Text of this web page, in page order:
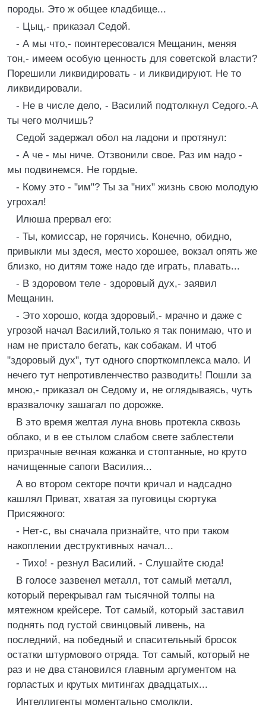
породы. Это ж общее кладбище...
- Цыц,- приказал Седой.
- А мы что,- поинтересовался Мещанин, меняя
тон,- имеем особую ценность для советской власти?
Порешили ликвидировать - и ликвидируют. Не то
ликвидировали.
- Не в числе дело, - Василий подтолкнул Седого.-А
ты чего молчишь?
Седой задержал обол на ладони и протянул:
- А че - мы ниче. Отзвонили свое. Раз им надо -
мы подвинемся. Не гордые.
- Кому это - "им"? Ты за "них" жизнь свою молодую
угрохал!
Илюша прервал его:
- Ты, комиссар, не горячись. Конечно, обидно,
привыкли мы здеся, место хорошее, вокзал опять же
близко, но дитям тоже надо где играть, плавать...
- В здоровом теле - здоровый дух,- заявил
Мещанин.
- Это хорошо, когда здоровый,- мрачно и даже с
угрозой начал Василий,только я так понимаю, что и
нам не пристало бегать, как собакам. И чтоб
"здоровый дух", тут одного спорткомплекса мало. И
нечего тут непротивленчество разводить! Пошли за
мною,- приказал он Седому и, не оглядываясь, чуть
вразвалочку зашагал по дорожке.
В это время желтая луна вновь протекла сквозь
облако, и в ее стылом слабом свете заблестели
призрачные вечная кожанка и стоптанные, но круто
начищенные сапоги Василия...
А во втором секторе почти кричал и надсадно
кашлял Приват, хватая за пуговицы сюртука
Присяжного:
- Нет-с, вы сначала признайте, что при таком
накоплении деструктивных начал...
- Тихо! - резнул Василий. - Слушайте сюда!
В голосе зазвенел металл, тот самый металл,
который перекрывал гам тысячной толпы на
мятежном крейсере. Тот самый, который заставил
поднять под густой свинцовый ливень, на
последний, на победный и спасительный бросок
остатки штурмового отряда. Тот самый, который не
раз и не два становился главным аргументом на
горластых и крутых митингах двадцатых...
Интеллигенты моментально смолкли.